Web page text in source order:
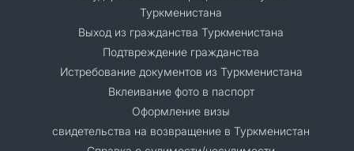
Туркменистана
Выход из гражданства Туркменистана
Подтвреждение гражданства
Истребование документов из Туркменистана
Вклеивание фото в паспорт
Оформление визы
свидетельства на возвращение в Туркменистан